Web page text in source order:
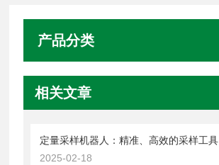
产品分类
相关文章
定量采样机器人：精准、高效的采样工具
2025-02-18